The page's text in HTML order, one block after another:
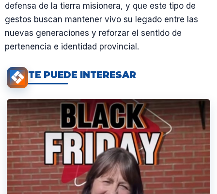
defensa de la tierra misionera, y que este tipo de
gestos buscan mantener vivo su legado entre las
nuevas generaciones y reforzar el sentido de
pertenencia e identidad provincial.
TE PUEDE INTERESAR